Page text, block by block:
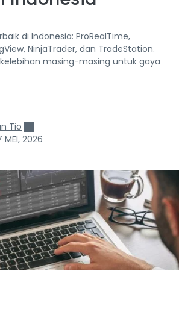
di Indonesia: ProRealTime,
NinjaTrader, dan TradeStation.
masing-masing untuk gaya
Tio
MEI, 2026